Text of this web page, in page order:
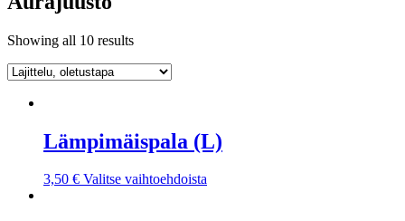
Showing all 10 results
Lämpimäispala (L)
3,50 € Valitse vaihtoehdoista